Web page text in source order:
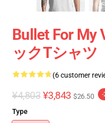
Bullet For My
ックTシャツ
(6 customer
¥4,803 ¥3,843 $26.50 -
Type